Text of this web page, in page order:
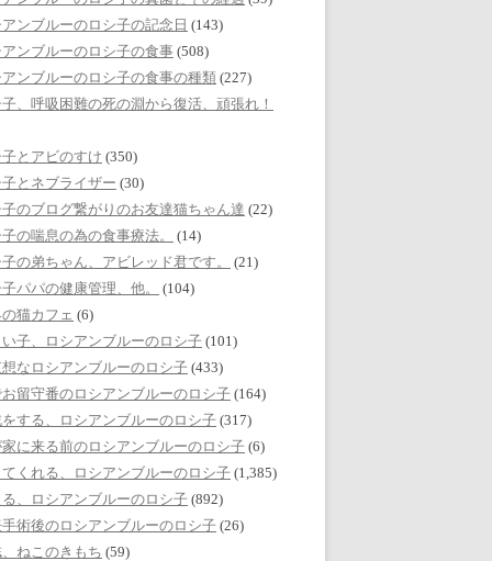
ンブルーのロシ子の記念日 (143)
ンブルーのロシ子の食事 (508)
ンブルーのロシ子の食事の種類 (227)
、呼吸困難の死の淵から復活、頑張れ！
とアビのすけ (350)
とネブライザー (30)
のブログ繋がりのお友達猫ちゃん達 (22)
の喘息の為の食事療法。
(14)
の弟ちゃん、アビレッド君です。
(21)
パパの健康管理、他。
(104)
猫カフェ (6)
子、ロシアンブルーのロシ子 (101)
なロシアンブルーのロシ子 (433)
留守番のロシアンブルーのロシ子 (164)
する、ロシアンブルーのロシ子 (317)
に来る前のロシアンブルーのロシ子 (6)
くれる、ロシアンブルーのロシ子 (1,385)
、ロシアンブルーのロシ子 (892)
術後のロシアンブルーのロシ子 (26)
ねこのきもち (59)